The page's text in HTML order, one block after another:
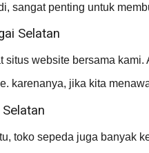
sangat penting untuk
Selatan
website bersama
karenanya, jika kita
toko sepeda juga banyak